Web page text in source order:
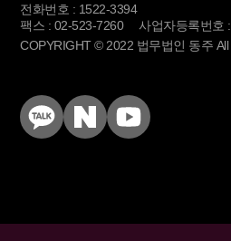
전화번호 : 1522-3394
팩스 : 02-523-7260
사업자등록번호
COPYRIGHT © 2022 법무법인 동주 All
KakaoTalkNaver
Blog
YouTube